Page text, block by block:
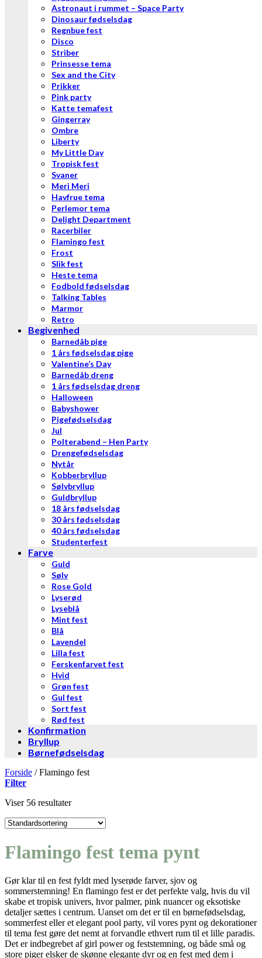
Astronaut i rummet – Space Party
Dinosaur fødselsdag
Regnbue fest
Disco
Striber
Prinsesse tema
Sex and the City
Prikker
Pink party
Katte temafest
Gingerray
Ombre
Liberty
My Little Day
Tropisk fest
Svaner
Meri Meri
Havfrue tema
Perlemor tema
Delight Department
Racerbiler
Flamingo fest
Frost
Slik fest
Heste tema
Fodbold fødselsdag
Talking Tables
Marmor
Retro
Begivenhed
Barnedåb pige
1 års fødselsdag pige
Valentine’s Day
Barnedåb dreng
1 års fødselsdag dreng
Halloween
Babyshower
Pigefødselsdag
Jul
Polterabend – Hen Party
Drengefødselsdag
Nytår
Kobberbryllup
Sølvbryllup
Guldbryllup
18 års fødselsdag
30 års fødselsdag
40 års fødselsdag
Studenterfest
Farve
Guld
Sølv
Rose Gold
Lyserød
Lyseblå
Mint fest
Blå
Lavendel
Lilla fest
Ferskenfarvet fest
Hvid
Grøn fest
Gul fest
Sort fest
Rød fest
Konfirmation
Bryllup
Børnefødselsdag
Forside /Flamingo fest
Filter
Viser 56 resultater
Flamingo fest tema pynt
Gør klar til en fest fyldt med lyserøde farver, sjov og
sommerstemning! En flamingo fest er det perfekte valg, hvis du vil
skabe et tropisk univers, hvor palmer, pink nuancer og eksotiske
detaljer sættes i centrum. Uanset om det er til en børnefødselsdag,
sommerfest eller et elegant pool party, vil vores pynt og dekorationer
til tema fest gøre det nemt at forvandle ethvert rum til et lille paradis.
Det er indbegrebet af girl power og feststemning, og både små og
store piger elsker de skønne elegante dyr og en fest med dem i